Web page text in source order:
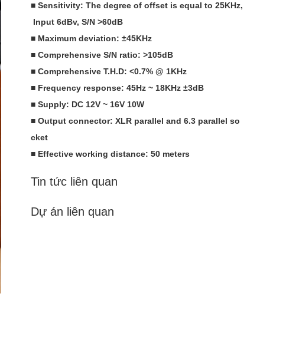
■ Sensitivity: The degree of offset is equal to 25KHz,
Input 6dBv, S/N >60dB
■ Maximum deviation: ±45KHz
■ Comprehensive S/N ratio: >105dB
■ Comprehensive T.H.D: <0.7% @ 1KHz
■ Frequency response: 45Hz ~ 18KHz ±3dB
■ Supply: DC 12V ~ 16V 10W
■ Output connector: XLR parallel and 6.3 parallel so
cket
■ Effective working distance: 50 meters
Tin tức liên quan
Dự án liên quan